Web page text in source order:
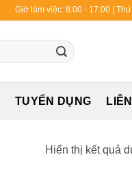
Giờ làm việc: 8:00 - 17:00 |
TUYỂN DỤNG
Hiển thị kết quả